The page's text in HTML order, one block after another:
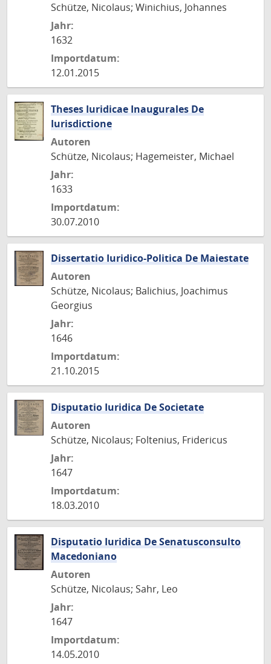
Schütze, Nicolaus; Winichius, Johannes
Jahr:
1632
Importdatum:
12.01.2015
Theses Iuridicae Inaugurales De
Iurisdictione
Autoren
Schütze, Nicolaus; Hagemeister, Michael
Jahr:
1633
Importdatum:
30.07.2010
Dissertatio Iuridico-Politica De Maiestate
Autoren
Schütze, Nicolaus; Balichius, Joachimus
Georgius
Jahr:
1646
Importdatum:
21.10.2015
Disputatio Iuridica De Societate
Autoren
Schütze, Nicolaus; Foltenius, Fridericus
Jahr:
1647
Importdatum:
18.03.2010
Disputatio Iuridica De Senatusconsulto
Macedoniano
Autoren
Schütze, Nicolaus; Sahr, Leo
Jahr:
1647
Importdatum:
14.05.2010